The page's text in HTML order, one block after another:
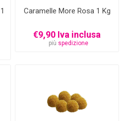
Caramelle More Rosa 1 Kg
€9,90 Iva inclusa
più spedizione